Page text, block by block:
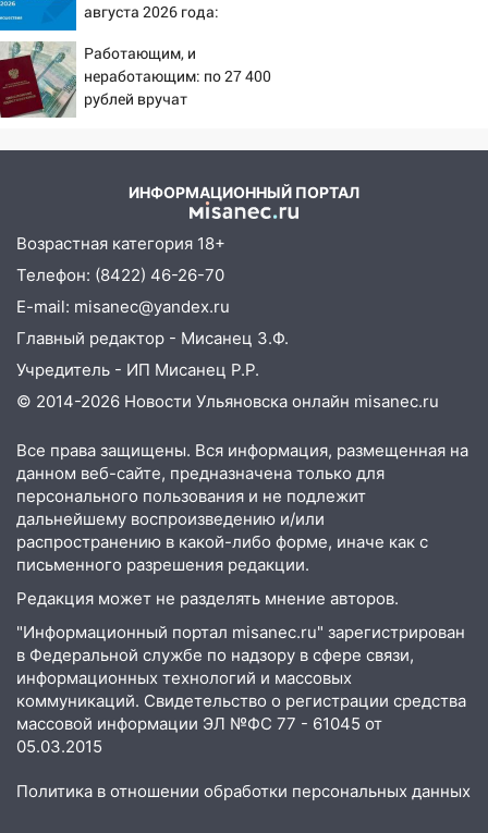
августа 2026 года:
откуда был громкий
хлопок
Работающим, и
неработающим: по 27 400
рублей вручат
ИНФОРМАЦИОННЫЙ ПОРТАЛ
Возрастная категория 18+
Телефон: (8422) 46-26-70
E-mail: misanec@yandex.ru
Главный редактор - Мисанец З.Ф.
Учредитель - ИП Мисанец Р.Р.
© 2014-2026 Новости Ульяновска онлайн misanec.ru
Все права защищены. Вся информация, размещенная на
данном веб-сайте, предназначена только для
персонального пользования и не подлежит
дальнейшему воспроизведению и/или
распространению в какой-либо форме, иначе как с
письменного разрешения редакции.
Редакция может не разделять мнение авторов.
"Информационный портал misanec.ru" зарегистрирован
в Федеральной службе по надзору в сфере связи,
информационных технологий и массовых
коммуникаций. Свидетельство о регистрации средства
массовой информации ЭЛ №ФС 77 - 61045 от
05.03.2015
Политика в отношении обработки персональных данных